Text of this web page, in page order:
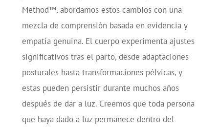
Method™, abordamos estos cambios con una
mezcla de comprensión basada en evidencia y
empatía genuina. El cuerpo experimenta ajustes
significativos tras el parto, desde adaptaciones
posturales hasta transformaciones pélvicas, y
estas pueden persistir durante muchos años
después de dar a luz. Creemos que toda persona
que haya dado a luz permanece dentro del